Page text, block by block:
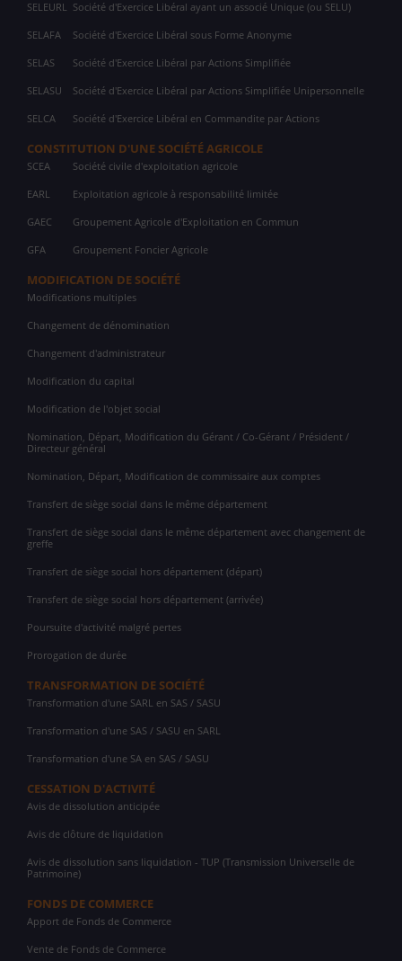
SELEURL Société d'Exercice Libéral ayant un associé Unique (ou SELU)
SELAFA Société d'Exercice Libéral sous Forme Anonyme
SELAS Société d'Exercice Libéral par Actions Simplifiée
SELASU Société d'Exercice Libéral par Actions Simplifiée Unipersonnelle
SELCA Société d'Exercice Libéral en Commandite par Actions
CONSTITUTION D'UNE SOCIÉTÉ AGRICOLE
SCEA Société civile d'exploitation agricole
EARL Exploitation agricole à responsabilité limitée
GAEC Groupement Agricole d'Exploitation en Commun
GFA Groupement Foncier Agricole
MODIFICATION DE SOCIÉTÉ
Modifications multiples
Changement de dénomination
Changement d'administrateur
Modification du capital
Modification de l'objet social
Nomination, Départ, Modification du Gérant / Co-Gérant / Président /
Directeur général
Nomination, Départ, Modification de commissaire aux comptes
Transfert de siège social dans le même département
Transfert de siège social dans le même département avec changement de
greffe
Transfert de siège social hors département (départ)
Transfert de siège social hors département (arrivée)
Poursuite d'activité malgré pertes
Prorogation de durée
TRANSFORMATION DE SOCIÉTÉ
Transformation d'une SARL en SAS / SASU
Transformation d'une SAS / SASU en SARL
Transformation d'une SA en SAS / SASU
CESSATION D'ACTIVITÉ
Avis de dissolution anticipée
Avis de clôture de liquidation
Avis de dissolution sans liquidation - TUP (Transmission Universelle de
Patrimoine)
FONDS DE COMMERCE
Apport de Fonds de Commerce
Vente de Fonds de Commerce